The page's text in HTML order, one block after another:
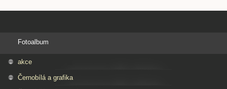
Fotoalbum
akce
Černobílá a grafika